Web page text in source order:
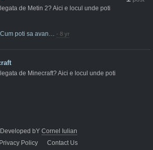
de Metin 2? Aici e locul unde poti
poti sa avan…
de Minecraft? Aici e locul unde poti
Developed bY Cornel Iulian
Privacy Policy
Contact Us